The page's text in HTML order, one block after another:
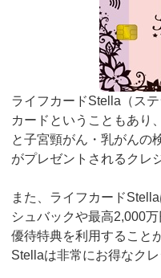
ライフカードStella（ス
カードということもあり
と子宮頸がん・乳がんの
がプレゼントされるクレ
また、ライフカード
シュバックや最高2,000
優待特典を利用すること
Stellaは非常にお得なク